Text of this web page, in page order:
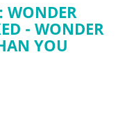
WONDER
- WONDER
YOU